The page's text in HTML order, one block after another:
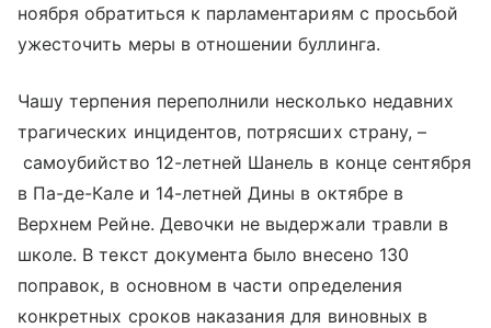
ноября обратиться к парламентариям с просьбой
ужесточить меры в отношении буллинга.
Чашу терпения переполнили несколько недавних
трагических инцидентов, потрясших страну, –
самоубийство 12-летней Шанель в конце сентября
в Па-де-Кале и 14-летней Дины в октябре в
Верхнем Рейне. Девочки не выдержали травли в
школе. В текст документа было внесено 130
поправок, в основном в части определения
конкретных сроков наказания для виновных в